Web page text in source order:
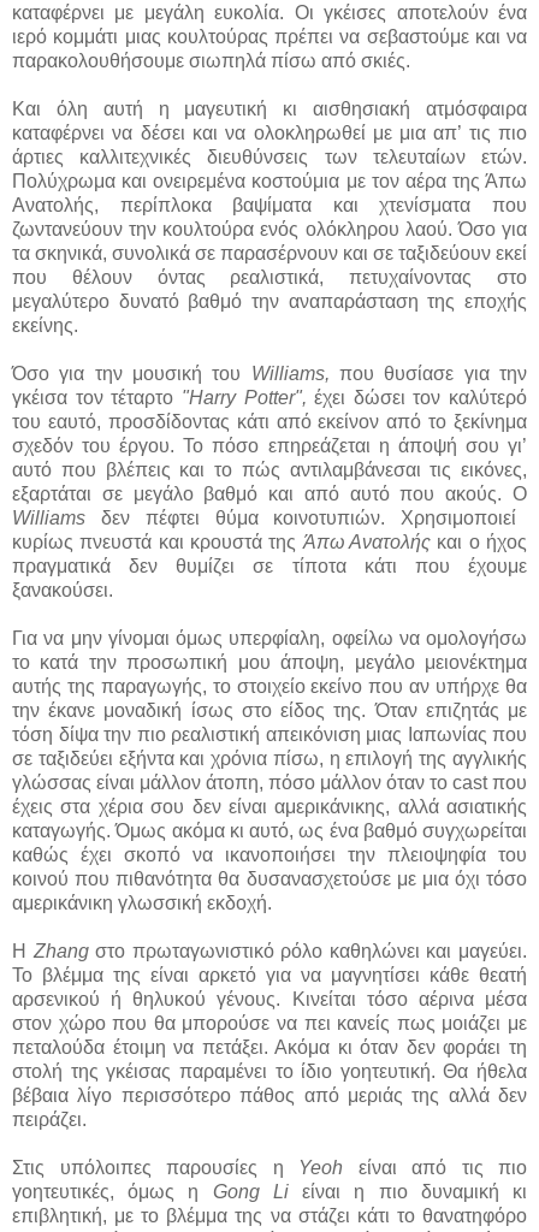
καταφέρνει με μεγάλη ευκολία. Οι γκέισες αποτελούν ένα
ιερό κομμάτι μιας κουλτούρας πρέπει να σεβαστούμε και να
παρακολουθήσουμε σιωπηλά πίσω από σκιές.
Και όλη αυτή η μαγευτική κι αισθησιακή ατμόσφαιρα
καταφέρνει να δέσει και να ολοκληρωθεί με μια απ’ τις πιο
άρτιες καλλιτεχνικές διευθύνσεις των τελευταίων ετών.
Πολύχρωμα και ονειρεμένα κοστούμια με τον αέρα της Άπω
Ανατολής, περίπλοκα βαψίματα και χτενίσματα που
ζωντανεύουν την κουλτούρα ενός ολόκληρου λαού. Όσο για
τα σκηνικά, συνολικά σε παρασέρνουν και σε ταξιδεύουν εκεί
που θέλουν όντας ρεαλιστικά, πετυχαίνοντας στο
μεγαλύτερο δυνατό βαθμό την αναπαράσταση της εποχής
εκείνης.
Όσο για την μουσική του Williams, που θυσίασε για την
γκέισα τον τέταρτο "Harry Potter", έχει δώσει τον καλύτερό
του εαυτό, προσδίδοντας κάτι από εκείνον από το ξεκίνημα
σχεδόν του έργου. Το πόσο επηρεάζεται η άποψή σου γι’
αυτό που βλέπεις και το πώς αντιλαμβάνεσαι τις εικόνες,
εξαρτάται σε μεγάλο βαθμό και από αυτό που ακούς. Ο
Williams δεν πέφτει θύμα κοινοτυπιών. Χρησιμοποιεί
κυρίως πνευστά και κρουστά της Άπω Ανατολής και ο ήχος
πραγματικά δεν θυμίζει σε τίποτα κάτι που έχουμε
ξανακούσει.
Για να μην γίνομαι όμως υπερφίαλη, οφείλω να ομολογήσω
το κατά την προσωπική μου άποψη, μεγάλο μειονέκτημα
αυτής της παραγωγής, το στοιχείο εκείνο που αν υπήρχε θα
την έκανε μοναδική ίσως στο είδος της. Όταν επιζητάς με
τόση δίψα την πιο ρεαλιστική απεικόνιση μιας Ιαπωνίας που
σε ταξιδεύει εξήντα και χρόνια πίσω, η επιλογή της αγγλικής
γλώσσας είναι μάλλον άτοπη, πόσο μάλλον όταν το cast που
έχεις στα χέρια σου δεν είναι αμερικάνικης, αλλά ασιατικής
καταγωγής. Όμως ακόμα κι αυτό, ως ένα βαθμό συγχωρείται
καθώς έχει σκοπό να ικανοποιήσει την πλειοψηφία του
κοινού που πιθανότητα θα δυσανασχετούσε με μια όχι τόσο
αμερικάνικη γλωσσική εκδοχή.
Η Zhangστο πρωταγωνιστικό ρόλο καθηλώνει και μαγεύει.
Το βλέμμα της είναι αρκετό για να μαγνητίσει κάθε θεατή
αρσενικού ή θηλυκού γένους. Κινείται τόσο αέρινα μέσα
στον χώρο που θα μπορούσε να πει κανείς πως μοιάζει με
πεταλούδα έτοιμη να πετάξει. Ακόμα κι όταν δεν φοράει τη
στολή της γκέισας παραμένει το ίδιο γοητευτική. Θα ήθελα
βέβαια λίγο περισσότερο πάθος από μεριάς της αλλά δεν
πειράζει.
Στις υπόλοιπες παρουσίες η Yeoh είναι από τις πιο
γοητευτικές, όμως η Gong Liείναι η πιο δυναμική κι
επιβλητική, με το βλέμμα της να στάζει κάτι το θανατηφόρο